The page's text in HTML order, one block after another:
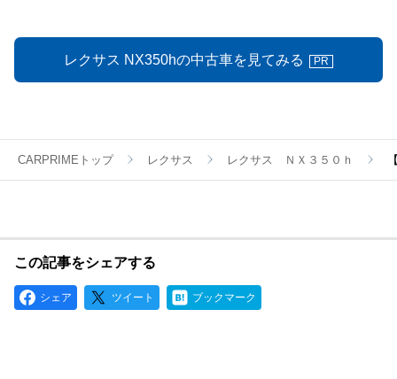
レクサス NX350hの中古車を見てみる PR
CARPRIMEトップ レクサス レクサス ＮＸ３５０ｈ
この記事をシェアする
シェア ツイート ブックマーク